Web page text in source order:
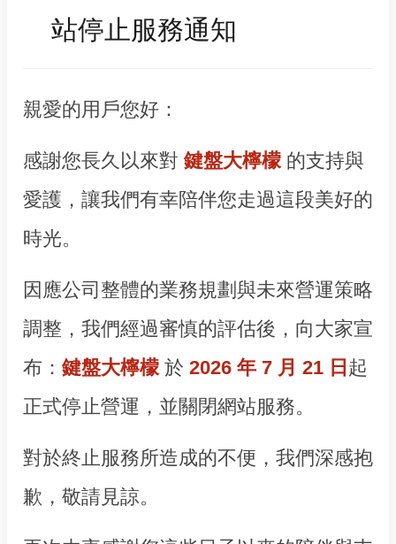
站停止服務通知
親愛的用戶您好：
感謝您長久以來對 鍵盤大檸檬的支持與
愛護，讓我們有幸陪伴您走過這段美好的
時光。
因應公司整體的業務規劃與未來營運策略
調整，我們經過審慎的評估後，向大家宣
布： 鍵盤大檸檬於 2026 年 7 月 21 日 起
正式停止營運，並關閉網站服務。
對於終止服務所造成的不便，我們深感抱
歉，敬請見諒。